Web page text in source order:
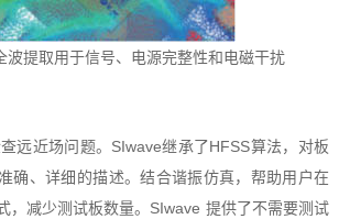
波提取用于信号、电源完整性和电磁干扰
远近场问题。SIwave继承了HFSS算法，对板
确、详细的描述。结合谐振仿真，帮助用户在
，减少测试板数量。SIwave 提供了不需要测试